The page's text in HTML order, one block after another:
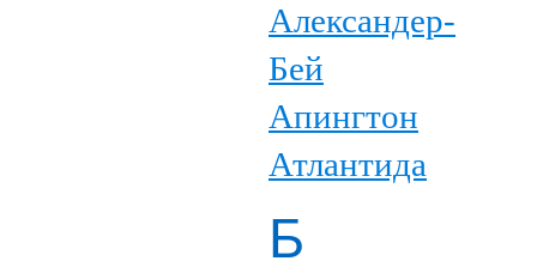
Александер-
Бей
Апингтон
Атлантида
Б